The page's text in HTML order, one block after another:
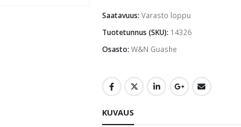
Saatavuus: Varasto loppu
Tuotetunnus (SKU): 14326
Osasto: W&N Guashe
KUVAUS